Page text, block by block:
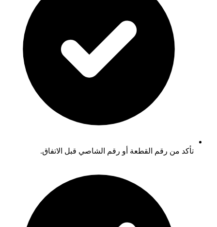
تأكد من رقم القطعة أو رقم الشاصي قبل الاتفاق.